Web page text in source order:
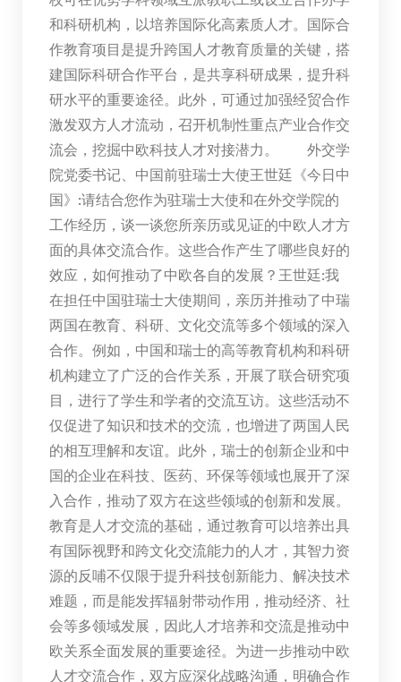
和科研机构，以培养国际化高素质人才。国际合
作教育项目是提升跨国人才教育质量的关键，搭
建国际科研合作平台，是共享科研成果，提升科
研水平的重要途径。此外，可通过加强经贸合作
激发双方人才流动，召开机制性重点产业合作交
流会，挖掘中欧科技人才对接潜力。 外交学
院党委书记、中国前驻瑞士大使王世廷《今日中
国》:请结合您作为驻瑞士大使和在外交学院的
工作经历，谈一谈您所亲历或见证的中欧人才方
面的具体交流合作。这些合作产生了哪些良好的
效应，如何推动了中欧各自的发展？王世廷:我
在担任中国驻瑞士大使期间，亲历并推动了中瑞
两国在教育、科研、文化交流等多个领域的深入
合作。例如，中国和瑞士的高等教育机构和科研
机构建立了广泛的合作关系，开展了联合研究项
目，进行了学生和学者的交流互访。这些活动不
仅促进了知识和技术的交流，也增进了两国人民
的相互理解和友谊。此外，瑞士的创新企业和中
国的企业在科技、医药、环保等领域也展开了深
入合作，推动了双方在这些领域的创新和发展。
教育是人才交流的基础，通过教育可以培养出具
有国际视野和跨文化交流能力的人才，其智力资
源的反哺不仅限于提升科技创新能力、解决技术
难题，而是能发挥辐射带动作用，推动经济、社
会等多领域发展，因此人才培养和交流是推动中
欧关系全面发展的重要途径。为进一步推动中欧
人才交流合作，双方应深化战略沟通，明确合作